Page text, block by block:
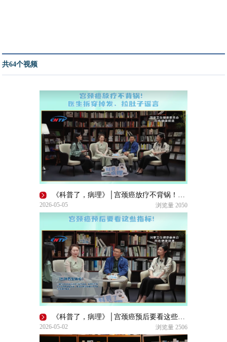
共64个视频
《科普了，病理》│宫颈癌放疗不背锅！医生拆穿掉发、拉肚子谣言
2026-05-05 浏览量 2050
《科普了，病理》│宫颈癌预后要看这些指标！
2026-05-02 浏览量 2506